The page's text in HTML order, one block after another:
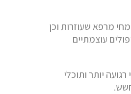
מרפא שעוזרות וכן
עוצמתיים
יותר ותוכלי